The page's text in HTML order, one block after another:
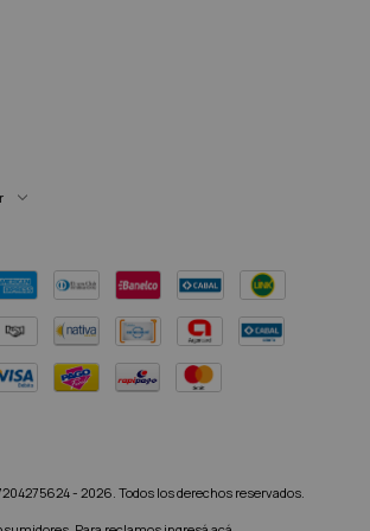
- 2026. Todos los derechos reservados.